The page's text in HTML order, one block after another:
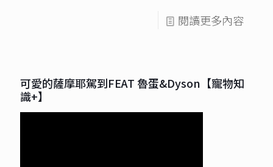
閱讀更多內容
可愛的薩摩耶駕到FEAT 魯蛋&Dyson【寵物知
識+】